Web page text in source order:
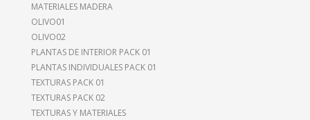
MATERIALES MADERA
OLIVO01
OLIVO02
PLANTAS DE INTERIOR PACK 01
PLANTAS INDIVIDUALES PACK 01
TEXTURAS PACK 01
TEXTURAS PACK 02
TEXTURAS Y MATERIALES